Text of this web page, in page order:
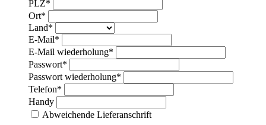
PLZ*
Ort*
Land*
E-Mail*
E-Mail wiederholung*
Passwort*
Passwort wiederholung*
Telefon*
Handy
Abweichende Lieferanschrift